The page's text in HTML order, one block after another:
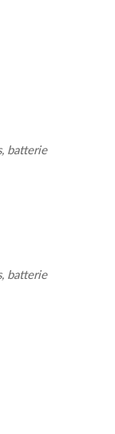
batterie
batterie